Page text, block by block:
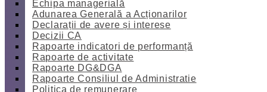
Echipa managerială
Adunarea Generală a Acționarilor
Declarații de avere și interese
Decizii CA
Rapoarte indicatori de performanță
Rapoarte de activitate
Rapoarte DG&DGA
Rapoarte Consiliul de Administratie
Politica de remunerare